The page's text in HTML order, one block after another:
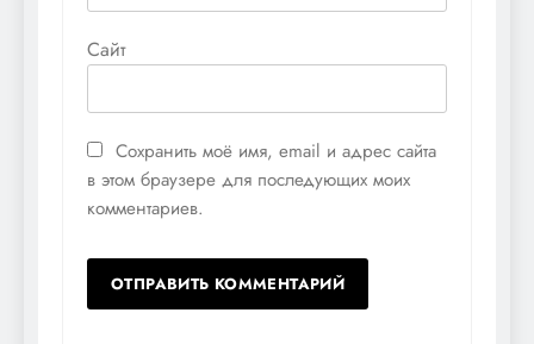
Сайт
Сохранить моё имя, email и адрес сайта
в этом браузере для последующих моих
комментариев.